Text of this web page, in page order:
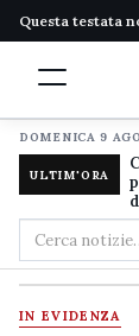
Questa testata
DOMENICA 9
ULTIM'ORA
Cerca
nel
sito
IN EVIDENZA